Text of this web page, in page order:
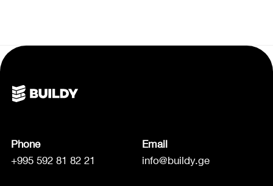
Phone
+995 592 81 82 21
Email
info@buildy.ge